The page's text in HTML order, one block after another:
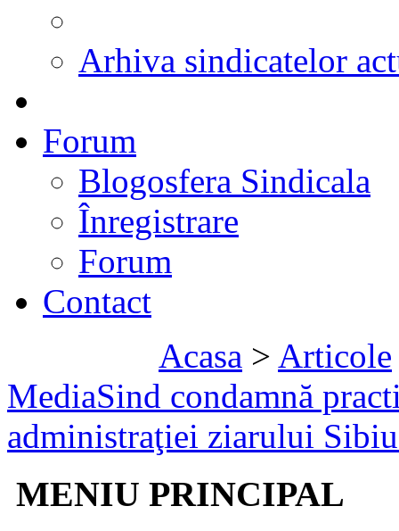
Arhiva sindicatelor
Forum
Blogosfera Sindicala
Înregistrare
Forum
Contact
Acasa > Articole
MediaSind condamnă
administraţiei ziarului
MENIU PRINCIPAL